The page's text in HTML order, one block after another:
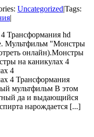
Uncategorized|Tags:
|
Трансформания hd
Мультфильм "Монстры
онлайн).Монстры
на каникулах 4
4
4 Трансформания
мультфильм В этом
да и выдающийся
нарождается [...]